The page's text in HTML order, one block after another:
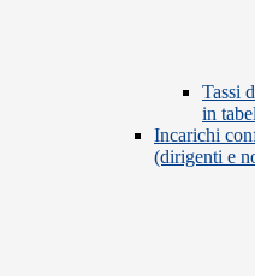
Tassi
in
Incarichi
(dirigenti e